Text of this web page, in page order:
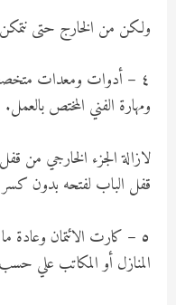
ولكن من الخارج حتى
٤ – أدوات ومعدات
ومهارة الفني المختص بالعمل.
لازالة الجزء الخارجي من
قفل الباب لفتحه بدون
٥ – كارت الائتمان وعادة
المنازل أو المكاتب علي